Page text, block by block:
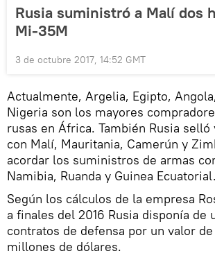
Rusia suministró a Malí dos
Мi-35М
3 de octubre 2017, 14:52 GMT
Actualmente, Argelia, Egipto,
Nigeria son los mayores
rusas en África. También Rusia
con Malí, Mauritania, Camerún y
acordar los suministros de armas
Namibia, Ruanda y Guinea Ecuatorial.
Según los cálculos de la empresa
a finales del 2016 Rusia disponía de
contratos de defensa por un valor de
millones de dólares.